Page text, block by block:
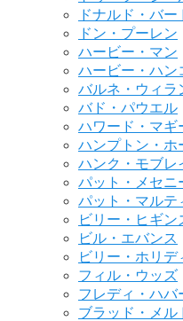
ドナルド・バー
ドン・プーレン
ハービー・マン
ハービー・ハン
バルネ・ウィラ
バド・パウエル
ハワード・マギ
ハンプトン・ホ
ハンク・モブレ
パット・メセニ
パット・マルテ
ビリー・ヒギン
ビル・エバンス
ビリー・ホリデ
フィル・ウッズ
フレディ・ハバ
ブラッド・メル